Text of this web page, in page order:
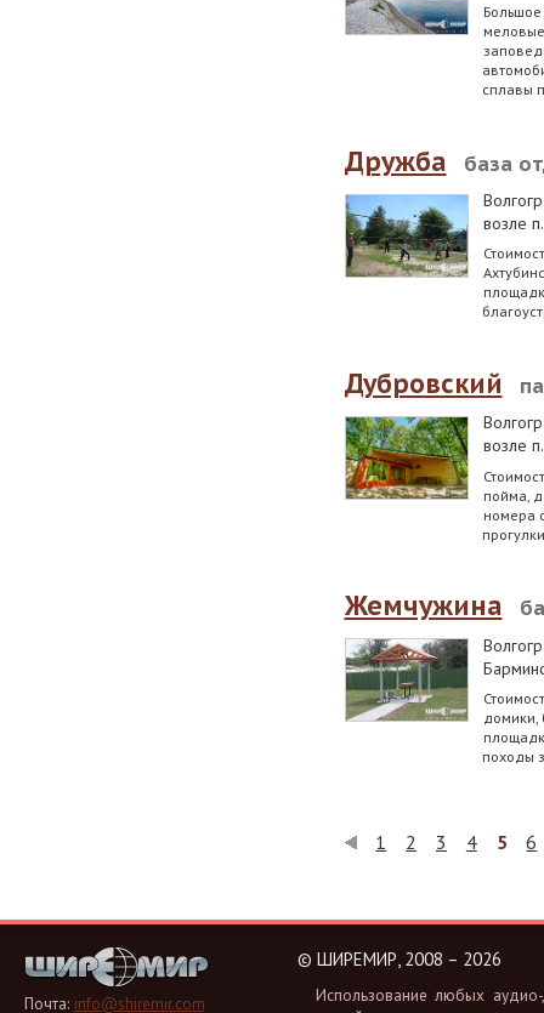
сплавы
Дружба база
возле
Дубровский
возле
пойма,
номера
Жемчужина
домики,
походы
1 2 3 4 5 6
Почта: info@shiremir.com
© ШИРЕМИР, 2008 – 2026
Ис­поль­зо­ва­ние любых